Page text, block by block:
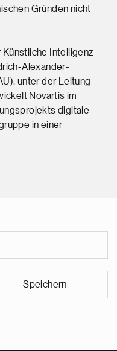
Gründen nicht
Intelligenz
Alexander-
unter der Leitung
Novartis im
digitale
in einer
Speichern